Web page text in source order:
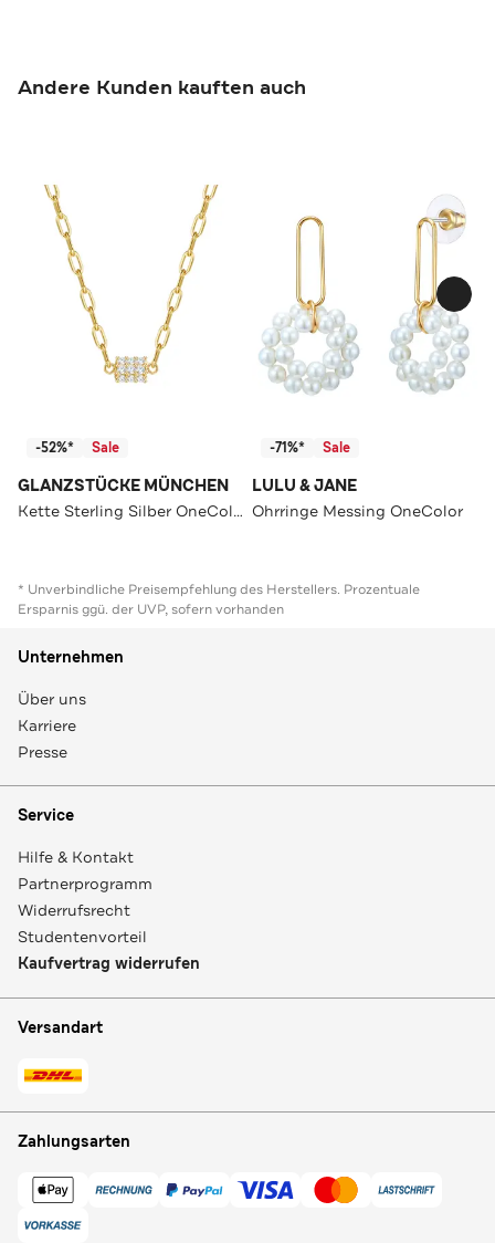
Andere Kunden kauften auch
-52%* Sale
GLANZSTÜCKE MÜNCHEN
Kette Sterling Silber OneColor
-71%* Sale
LULU & JANE
Ohrringe Messing OneColor
* Unverbindliche Preisempfehlung des Herstellers. Prozentuale
Ersparnis ggü. der UVP, sofern vorhanden
Unternehmen
Über uns
Karriere
Presse
Service
Hilfe & Kontakt
Partnerprogramm
Widerrufsrecht
Studentenvorteil
Kaufvertrag widerrufen
Versandart
Zahlungsarten